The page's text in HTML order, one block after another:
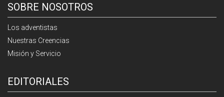
SOBRE NOSOTROS
Los adventistas
Nuestras Creencias
Misión y Servicio
EDITORIALES